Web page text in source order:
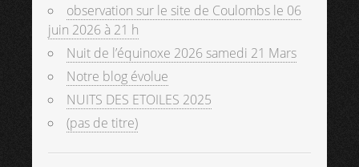
observation sur le site de Coulombs le 06
juin 2026 à 21 h
Nuit de l’équinoxe 2026 samedi 21 Mars
Notre blog évolue
NUITS DES ETOILES 2025
(pas de titre)